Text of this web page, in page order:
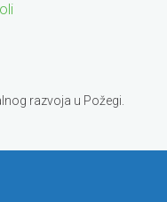
razvoja u Požegi.